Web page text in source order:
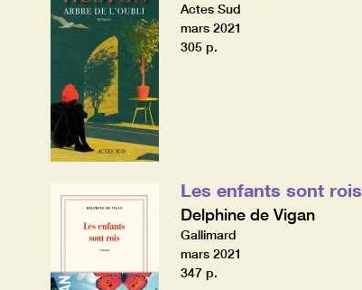
Actes Sud
mars 2021
305 p.
Les enfants sont rois
Delphine de Vigan
Gallimard
mars 2021
347 p.